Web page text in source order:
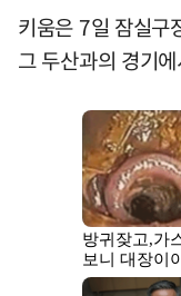
키움은 7일 잠실구
그 두산과의 경기